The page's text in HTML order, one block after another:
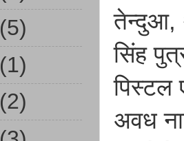
तेन्दुआ,
सिंह
पिस्टल
अवध
(5)
(1)
(2)